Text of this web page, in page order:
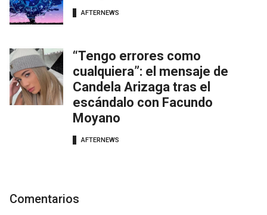
AFTERNEWS
“Tengo errores como
cualquiera”: el mensaje de
Candela Arizaga tras el
escándalo con Facundo
Moyano
AFTERNEWS
Comentarios